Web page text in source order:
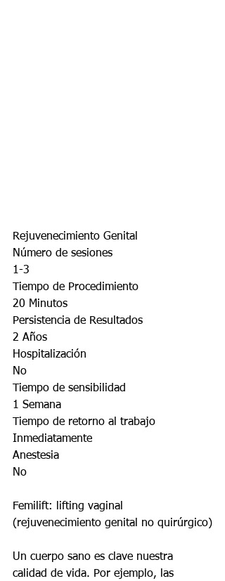
Rejuvenecimiento Genital
Número de sesiones
1-3
Tiempo de Procedimiento
20 Minutos
Persistencia de Resultados
2 Años
Hospitalización
No
Tiempo de sensibilidad
1 Semana
Tiempo de retorno al trabajo
Inmediatamente
Anestesia
No
Femilift: lifting vaginal
(rejuvenecimiento genital no quirúrgico)
Un cuerpo sano es clave nuestra
calidad de vida. Por ejemplo, las